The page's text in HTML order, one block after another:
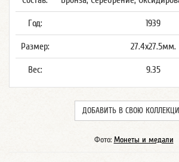
Год: 1939
Размер: 27.4x27.5мм.
Вес: 9.35
ДОБАВИТЬ В СВОЮ
Фото: Монеты и медали